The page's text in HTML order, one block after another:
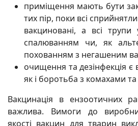
приміщення мають бути
тих пір, поки всі
вакциновані, а всі трупи
спалюванням чи, як
похованням з негашеним
очищення та дезінфекція
як і боротьба з комахами
Вакцинація в ензоотичних
важлива. Вимоги до
якості вакцин для тварин